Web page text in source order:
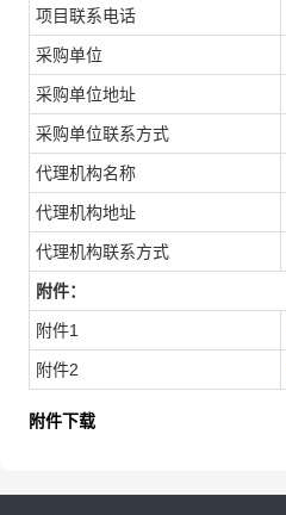
项目联系电话
采购单位
采购单位地址
采购单位联系方式
代理机构名称
代理机构地址
代理机构联系方式
附件：
附件1
附件2
附件下载